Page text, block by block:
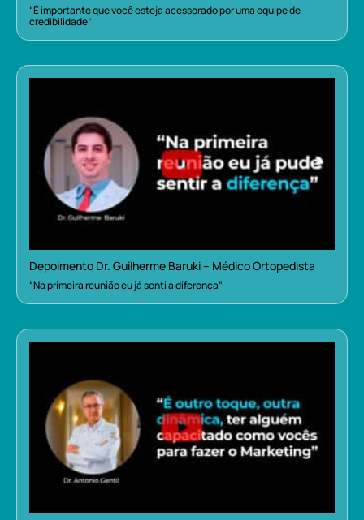
“É importante que você esteja acessorado por uma equipe de
credibilidade”
Depoimento Dr. Guilherme Baruki – Médico Ortopedista
“Na primeira reunião eu já senti a diferença”